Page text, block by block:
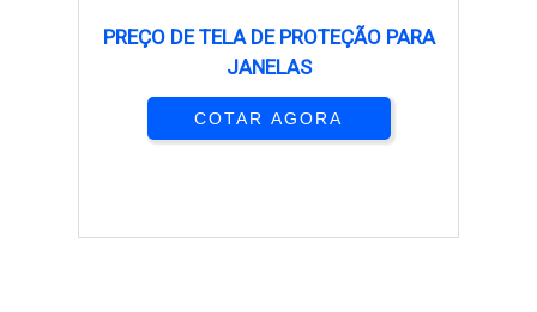
PREÇO DE TELA DE PROTEÇÃO PARA
JANELAS
COTAR AGORA